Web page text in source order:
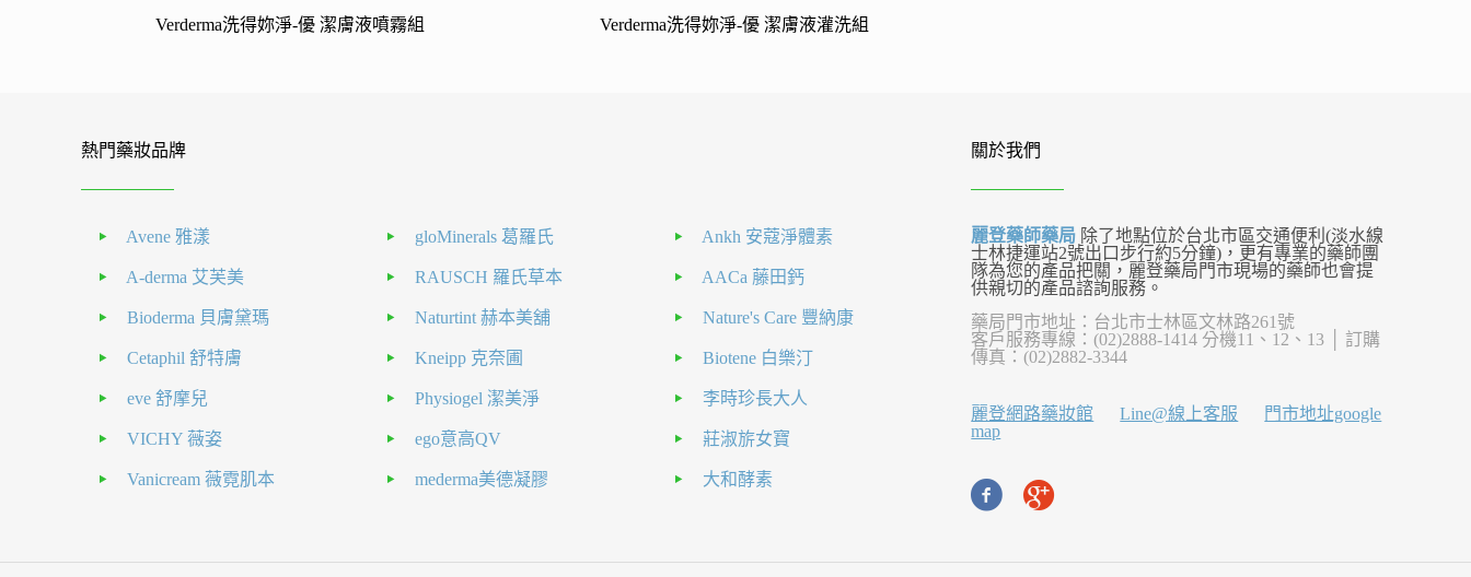
Verderma洗得妳淨-優 潔膚液噴霧組 Verderma洗得妳淨-優 潔膚液灌洗組
熱門藥妝品牌
Avene 雅漾
A-derma 艾芙美
Bioderma 貝膚黛瑪
Cetaphil 舒特膚
eve 舒摩兒
VICHY 薇姿
Vanicream 薇霓肌本
gloMinerals 葛羅氏
RAUSCH 羅氏草本
Naturtint 赫本美舖
Kneipp 克奈圃
Physiogel 潔美淨
ego意高QV
mederma美德凝膠
Ankh 安蔻淨體素
AACa 藤田鈣
Nature's Care 豐納康
Biotene 白樂汀
李時珍長大人
莊淑旂女寶
大和酵素
關於我們
麗登藥師藥局 除了地點位於台北市區交通便利(淡水線
士林捷運站2號出口步行約5分鐘)，更有專業的藥師團
隊為您的產品把關，麗登藥局門市現場的藥師也會提
供親切的產品諮詢服務。
藥局門市地址：台北市士林區文林路261號
客戶服務專線：(02)2888-1414 分機11、12、13 │ 訂購
傳真：(02)2882-3344
麗登網路藥妝館 Line@線上客服
門市地址google
map